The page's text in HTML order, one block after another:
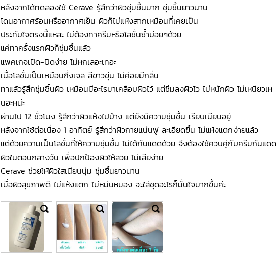
หลังจากได้ทดลองใช้ Cerave รู้สึกว่าผิวชุ่มชื้นมาก ชุ่มชื้นยาวนาน
โดนอากาศร้อนหรืออากาศเย็น ผิวก็ไม่แห้งสากเหมือนที่เคยเป็น
ประทับใจตรงนี้แหละ ไม่ต้องทาครีมหรือโลชั่นซ้ำบ่อยๆด้วย
แค่ทาครั้งแรกผิวก็ชุ่มชื้นแล้ว
แพคเกจเปิด-ปิดง่าย ไม่หกเลอะเทอะ
เนื้อโลชั่นเป็นเหมือนกึ่งเจล สีขาวขุ่น ไม่ค่อยมีกลิ่น
ทาแล้วรู้สึกชุ่มชื้นผิว เหมือนมีอะไรมาเคลือบผิวไว้ แต่ซึมลงผิวไว ไม่หนักผิว ไม่เหนียวเห
นอะหน่ะ
ผ่านไป 12 ชั่วโมง รู้สึกว่าผิวแห้งไปบ้าง แต่ยังมีความชุ่มชื้น เรียบเนียนอยู่
หลังจากใช้ต่อเนื่อง 1 อาทิตย์ รู้สึกว่าผิวกายแน่นฟู ละเอียดขึ้น ไม่แห้งแตกง่ายแล้ว
แต่ด้วยความเป็นโลชั่นที่ให้ความชุ่มชื้น ไม่ได้กันแดดด้วย จึงต้องใช้ควบคู่กับครีมกันแดด
ผิวในตอนกลางวัน เพื่อปกป้องผิวให้สวย ไม่เสียง่าย
Cerave ช่วยให้ผิวใสเนียนนุ่ม ชุ่มชื้นยาวนาน
เมื่อผิวสุขภาพดี ไม่แห้งแตก ไม่หม่นหมอง จะใส่ชุดอะไรก็มั่นใจมากขึ้นค่ะ